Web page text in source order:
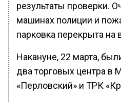
результаты проверки.
машинах полиции и
парковка перекрыта на
Накануне, 22 марта,
два торговых центра в
«Перловский» и ТРК